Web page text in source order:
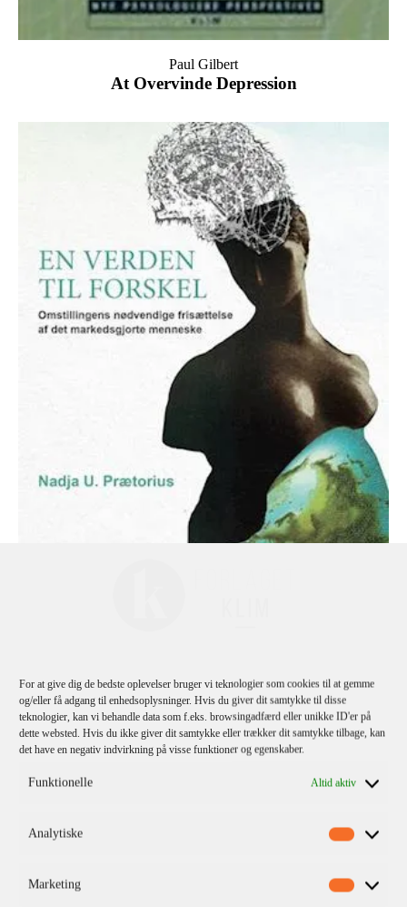
For at give dig de bedste oplevelser bruger vi teknologier som cookies til at gemme
og/eller få adgang til enhedsoplysninger. Hvis du giver dit samtykke til disse
teknologier, kan vi behandle data som f.eks. browsingadfærd eller unikke ID'er på
dette websted. Hvis du ikke giver dit samtykke eller trækker dit samtykke tilbage, kan
det have en negativ indvirkning på visse funktioner og egenskaber.
Funktionelle Altid aktiv
Analytiske
Marketing
At Overvinde Depression
Paul Gilbert
En Verden Til Forskel
Nadja U. Prætorius